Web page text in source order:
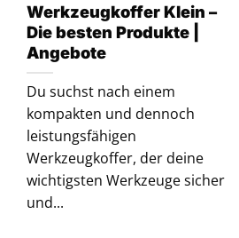
Werkzeugkoffer Klein –
Die besten Produkte |
Angebote
Du suchst nach einem
kompakten und dennoch
leistungsfähigen
Werkzeugkoffer, der deine
wichtigsten Werkzeuge sicher
und...